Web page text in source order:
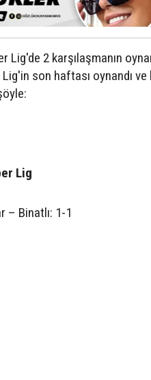
Lig'de 2 karşılaşmanın
son haftası oynandı ve
Lig
– Binatlı: 1-1